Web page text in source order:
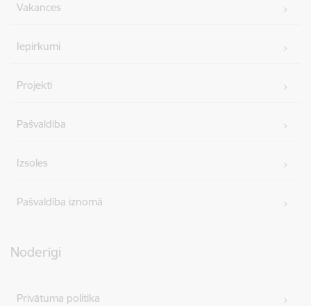
Vakances
Iepirkumi
Projekti
Pašvaldība
Izsoles
Pašvaldība iznomā
Noderīgi
Privātuma politika